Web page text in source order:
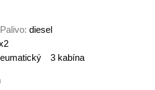
Palivo diesel
3 kabína